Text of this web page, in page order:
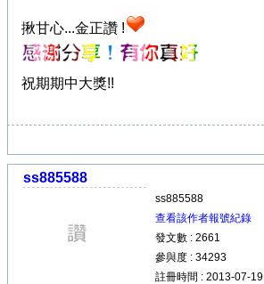
揪甘心...金正讚 !
祝期期中大獎!!
ss885588
ss885588
查看該作者報號紀錄
發文數 : 2661
參與度 : 34293
註冊時間 : 2013-07-19